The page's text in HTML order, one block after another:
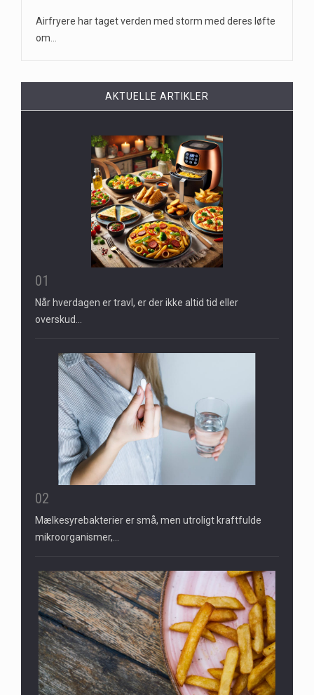
Airfryere har taget verden med storm med deres løfte
om…
AKTUELLE ARTIKLER
01
Når hverdagen er travl, er der ikke altid tid eller
overskud…
02
Mælkesyrebakterier er små, men utroligt kraftfulde
mikroorganismer,…